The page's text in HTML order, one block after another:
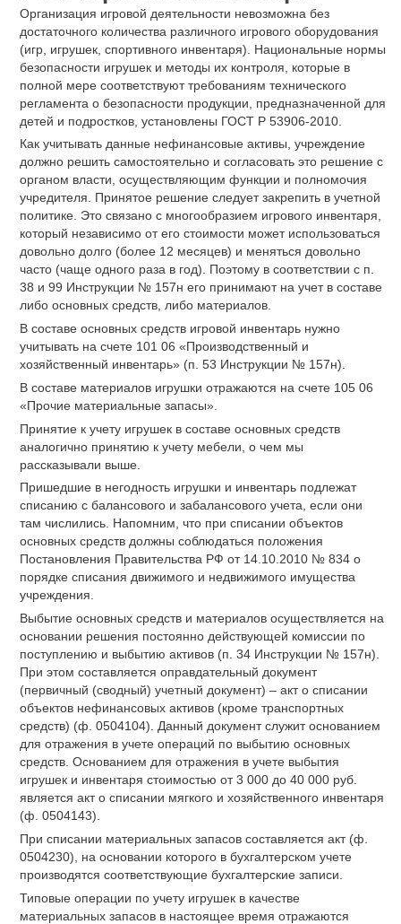
Организация игровой деятельности невозможна без
достаточного количества различного игрового оборудования
(игр, игрушек, спортивного инвентаря). Национальные нормы
безопасности игрушек и методы их контроля, которые в
полной мере соответствуют требованиям технического
регламента о безопасности продукции, предназначенной для
детей и подростков, установлены ГОСТ Р 53906-2010.
Как учитывать данные нефинансовые активы, учреждение
должно решить самостоятельно и согласовать это решение с
органом власти, осуществляющим функции и полномочия
учредителя. Принятое решение следует закрепить в учетной
политике. Это связано с многообразием игрового инвентаря,
который независимо от его стоимости может использоваться
довольно долго (более 12 месяцев) и меняться довольно
часто (чаще одного раза в год). Поэтому в соответствии с п.
38 и 99 Инструкции № 157н его принимают на учет в составе
либо основных средств, либо материалов.
В составе основных средств игровой инвентарь нужно
учитывать на счете 101 06 «Производственный и
хозяйственный инвентарь» (п. 53 Инструкции № 157н).
В составе материалов игрушки отражаются на счете 105 06
«Прочие материальные запасы».
Принятие к учету игрушек в составе основных средств
аналогично принятию к учету мебели, о чем мы
рассказывали выше.
Пришедшие в негодность игрушки и инвентарь подлежат
списанию с балансового и забалансового учета, если они
там числились. Напомним, что при списании объектов
основных средств должны соблюдаться положения
Постановления Правительства РФ от 14.10.2010 № 834 о
порядке списания движимого и недвижимого имущества
учреждения.
Выбытие основных средств и материалов осуществляется на
основании решения постоянно действующей комиссии по
поступлению и выбытию активов (п. 34 Инструкции № 157н).
При этом составляется оправдательный документ
(первичный (сводный) учетный документ) – акт о списании
объектов нефинансовых активов (кроме транспортных
средств) (ф. 0504104). Данный документ служит основанием
для отражения в учете операций по выбытию основных
средств. Основанием для отражения в учете выбытия
игрушек и инвентаря стоимостью от 3 000 до 40 000 руб.
является акт о списании мягкого и хозяйственного инвентаря
(ф. 0504143).
При списании материальных запасов составляется акт (ф.
0504230), на основании которого в бухгалтерском учете
производятся соответствующие бухгалтерские записи.
Типовые операции по учету игрушек в качестве
материальных запасов в настоящее время отражаются